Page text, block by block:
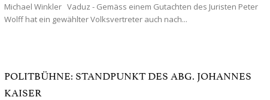
Michael Winkler Vaduz - Gemäss einem Gutachten des Juristen Peter
Wolff hat ein gewählter Volksvertreter auch nach...
POLITBÜHNE: STANDPUNKT DES ABG. JOHANNES
KAISER